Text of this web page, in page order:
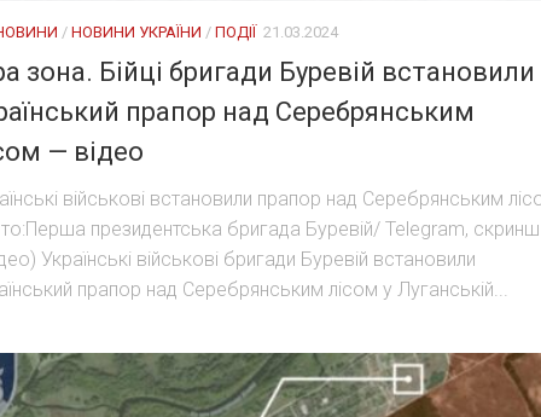
/ НОВИНИ УКРАЇНИ / ПОДІЇ 21.03.2024
зона. Бійці бригади Буревій встановили
прапор над Серебрянським
— відео
військові встановили прапор над Серебрянським
президентська бригада Буревій/ Telegram,
Українські військові бригади Буревій встановили
прапор над Серебрянським лісом у Луганській...